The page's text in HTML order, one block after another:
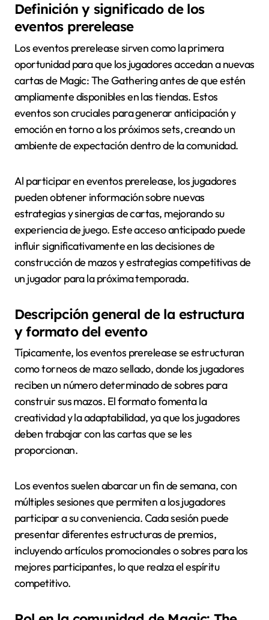
Definición y significado de los
eventos prerelease
Los eventos prerelease sirven como la primera
oportunidad para que los jugadores accedan a nuevas
cartas de Magic: The Gathering antes de que estén
ampliamente disponibles en las tiendas. Estos
eventos son cruciales para generar anticipación y
emoción en torno a los próximos sets, creando un
ambiente de expectación dentro de la comunidad.
Al participar en eventos prerelease, los jugadores
pueden obtener información sobre nuevas
estrategias y sinergias de cartas, mejorando su
experiencia de juego. Este acceso anticipado puede
influir significativamente en las decisiones de
construcción de mazos y estrategias competitivas de
un jugador para la próxima temporada.
Descripción general de la estructura
y formato del evento
Típicamente, los eventos prerelease se estructuran
como torneos de mazo sellado, donde los jugadores
reciben un número determinado de sobres para
construir sus mazos. El formato fomenta la
creatividad y la adaptabilidad, ya que los jugadores
deben trabajar con las cartas que se les
proporcionan.
Los eventos suelen abarcar un fin de semana, con
múltiples sesiones que permiten a los jugadores
participar a su conveniencia. Cada sesión puede
presentar diferentes estructuras de premios,
incluyendo artículos promocionales o sobres para los
mejores participantes, lo que realza el espíritu
competitivo.